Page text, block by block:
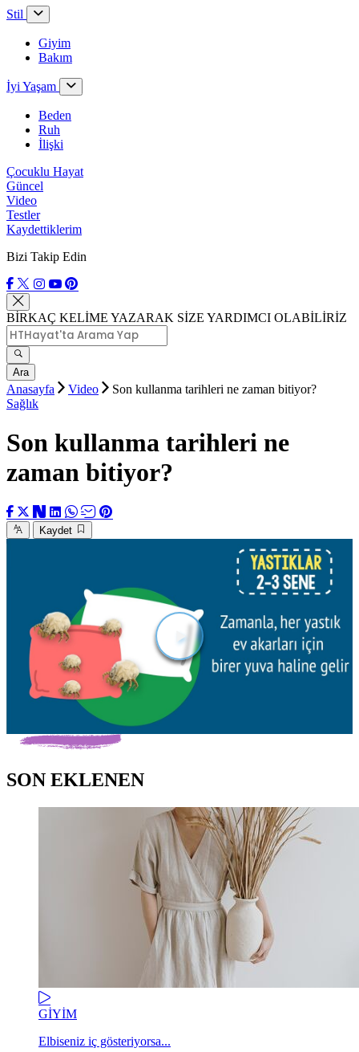
Stil
Giyim
Bakım
İyi Yaşam
Beden
Ruh
İlişki
Çocuklu Hayat
Güncel
Video
Testler
Kaydettiklerim
Bizi Takip Edin
BİRKAÇ KELİME YAZARAK SİZE YARDIMCI OLABİLİRİZ
Ara
Anasayfa Video
Son kullanma tarihleri ne zaman bitiyor?
Sağlık
Son kullanma tarihleri ne
zaman bitiyor?
Kaydet
Videoyu
Oynat
SON EKLENEN
GİYİM
Elbiseniz iç gösteriyorsa...